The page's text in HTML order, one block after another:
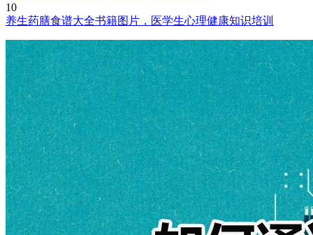
10
养生药膳食谱大全书籍图片，医学生心理健康知识培训